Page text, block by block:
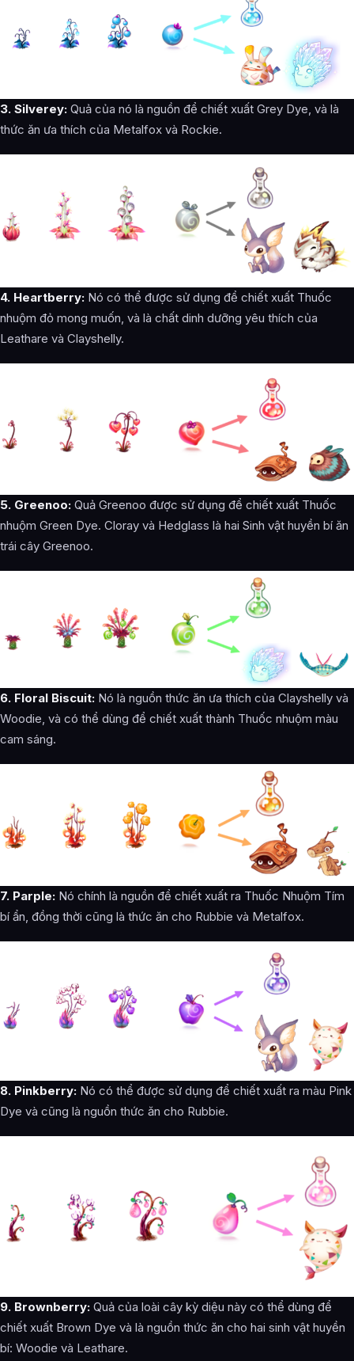
3. Silverey: Quả của nó là nguồn để chiết xuất Grey Dye, và là
thức ăn ưa thích của Metalfox và Rockie.
4. Heartberry‌: Nó có thể được sử dụng để chiết xuất Thuốc
nhuộm đỏ mong muốn, và là chất dinh dưỡng yêu thích của
Leathare và Clayshelly.
5. Greenoo: Quả Greenoo được sử dụng để chiết xuất Thuốc
nhuộm Green Dye. Cloray và Hedglass là hai Sinh vật huyền bí ăn
trái cây Greenoo.
6. Floral Biscuit: Nó là nguồn thức ăn ưa thích của Clayshelly và
Woodie, và có thể dùng để chiết xuất thành Thuốc nhuộm màu
cam sáng.
7. Parple: Nó chính là nguồn để chiết xuất ra Thuốc Nhuộm Tím
bí ẩn, đồng thời cũng là thức ăn cho Rubbie và Metalfox.
8. Pinkberry: Nó có thể được sử dụng để chiết xuất ra màu Pink
Dye và cũng là nguồn thức ăn cho Rubbie.
9. Brownberry: Quả của loài cây kỳ diệu này có thể dùng để
chiết xuất Brown Dye và là nguồn thức ăn cho hai sinh vật huyền
bí: Woodie và Leathare.